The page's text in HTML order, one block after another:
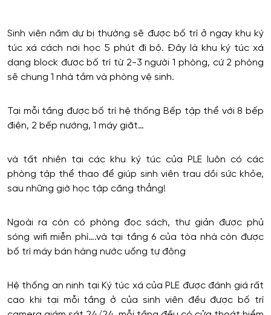
Sinh viên năm dự bị thường sẽ được bố trí ở ngay khu ký
túc xá cách nơi học 5 phút đi bộ. Đây là khu ký túc xá
dạng block được bố trí từ 2-3 người 1 phòng, cứ 2 phòng
sẽ chung 1 nhà tắm và phòng vệ sinh.
Tại mỗi tầng được bố trí hệ thống Bếp tập thể với 8 bếp
điện, 2 bếp nướng, 1 máy giặt…
và tất nhiên tại các khu ký túc của PLE luôn có các
phòng tập thể thao để giúp sinh viên trau dồi sức khỏe,
sau những giờ học tập căng thẳng!
Ngoài ra còn có phòng đọc sách, thư giản được phủ
sóng wifi miễn phí….và tại tầng 6 của tòa nhà còn được
bố trí máy bán hàng nước uống tự động
Hệ thống an ninh tại Ký túc xá của PLE được đánh giá rất
cao khi tại mỗi tầng ở của sinh viên đều được bố trí